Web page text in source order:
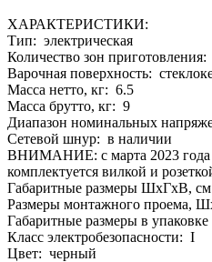
ХАРАКТЕРИСТИКИ:
Тип: электрическая
Количество зон
Варочная поверхность:
Масса нетто, кг: 6.5
Масса брутто, кг: 9
Диапазон номинальных
Сетевой шнур: в наличии
ВНИМАНИЕ: с марта 2023 года
комплектуется вилкой и
Габаритные размеры ШхГхВ,
Размеры монтажного проема,
Габаритные размеры в
Класс электробезопасности: I
Цвет: черный